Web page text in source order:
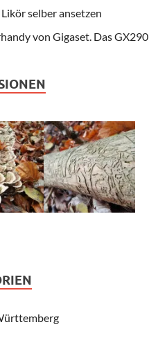
selber ansetzen
von Gigaset. Das GX290